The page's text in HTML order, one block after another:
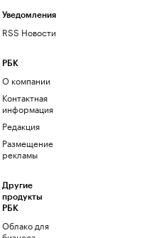
Уведомления
RSS Новости
РБК
О компании
Контактная
информация
Редакция
Размещение
рекламы
Другие
продукты
РБК
Облако для